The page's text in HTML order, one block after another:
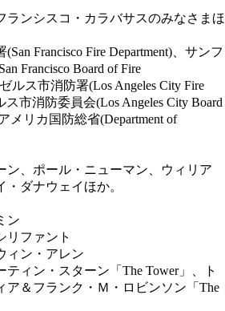
ランシスコ・カラバサスのみなさまほ
Francisco Fire Department)、サンフ
Francisco Board of Fire
ルス市消防署(Los Angeles City Fire
ス市消防委員会(Los Angeles City Board
メリカ国防総省(Department of
ン、ポール・ニューマン、ウィリア
ダナウェイほか。
ン
リファント
ィン・アレン
ィン・スターン「The Tower」、ト
ア＆フランク・Ｍ・ロビンソン「The